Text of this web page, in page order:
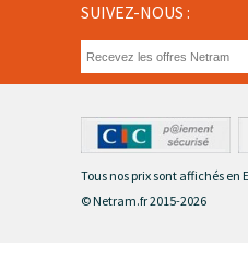
SUIVEZ-NOUS :
Tous nos prix sont affichés en
© Netram.fr 2015-2026